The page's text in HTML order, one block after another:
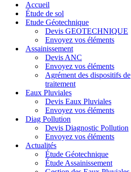
navigationAccueil
Étude de sol
Etude Géotechnique
Devis GEOTECHNIQUE
Envoyez vos éléments
Assainissement
Devis ANC
Envoyez vos éléments
Agrément des dispositifs de
traitement
Eaux Pluviales
Devis Eaux Pluviales
Envoyez vos éléments
Diag Pollution
Devis Diagnostic Pollution
Envoyez vos éléments
Actualités
Étude Géotechnique
Étude Assainissement